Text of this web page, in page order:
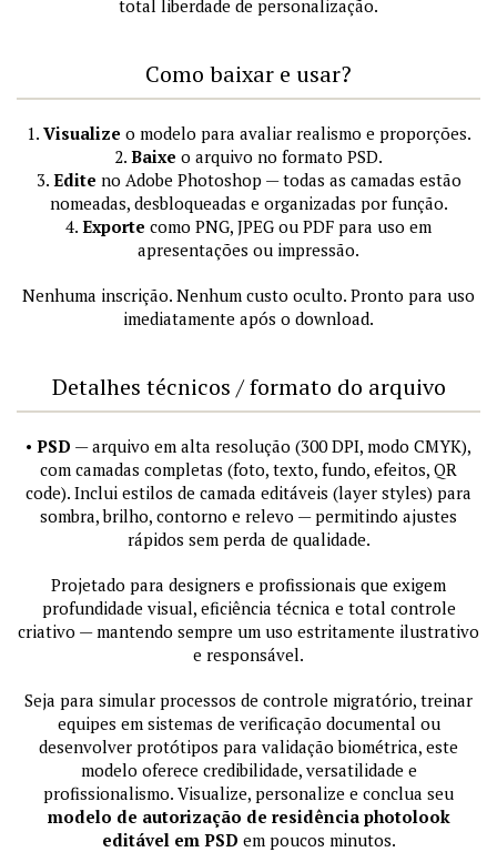
total liberdade de personalização.
Como baixar e usar?
1. Visualize o modelo para avaliar realismo e proporções.
2. Baixe o arquivo no formato PSD.
3. Edite no Adobe Photoshop — todas as camadas estão
nomeadas, desbloqueadas e organizadas por função.
4. Exporte como PNG, JPEG ou PDF para uso em
apresentações ou impressão.
Nenhuma inscrição. Nenhum custo oculto. Pronto para uso
imediatamente após o download.
Detalhes técnicos / formato do arquivo
• PSD — arquivo em alta resolução (300 DPI, modo CMYK),
com camadas completas (foto, texto, fundo, efeitos, QR
code). Inclui estilos de camada editáveis (layer styles) para
sombra, brilho, contorno e relevo — permitindo ajustes
rápidos sem perda de qualidade.
Projetado para designers e profissionais que exigem
profundidade visual, eficiência técnica e total controle
criativo — mantendo sempre um uso estritamente ilustrativo
e responsável.
Seja para simular processos de controle migratório, treinar
equipes em sistemas de verificação documental ou
desenvolver protótipos para validação biométrica, este
modelo oferece credibilidade, versatilidade e
profissionalismo. Visualize, personalize e conclua seu
modelo de autorização de residência photolook
editável em PSD em poucos minutos.